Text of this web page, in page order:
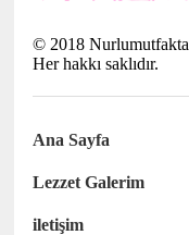
© 2018 Nurlumutfakta
Her hakkı saklıdır.
Ana Sayfa
Lezzet Galerim
iletişim